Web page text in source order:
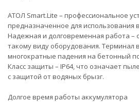
АТОЛ Smart.Lite – профессиональное
предназначенное для использования
Надежная и долговременная работа –
такому виду оборудования. Терминал
многократные падения на бетонный
Класс защиты – IP64, что означает
с защитой от водяных брызг.
Долгое время работы аккумулятора